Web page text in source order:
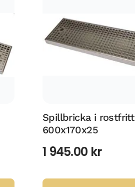
Spillbricka i rostfritt
600x170x25
1 945.00 kr